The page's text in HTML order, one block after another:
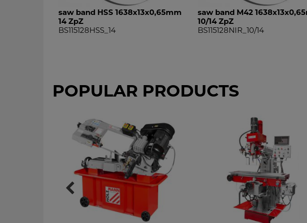
saw band HSS 1638x13x0,65mm
14 ZpZ
BS115128HSS_14
saw band M42
10/14 ZpZ
BS115128NIR_10/14
POPULAR PRODUCTS